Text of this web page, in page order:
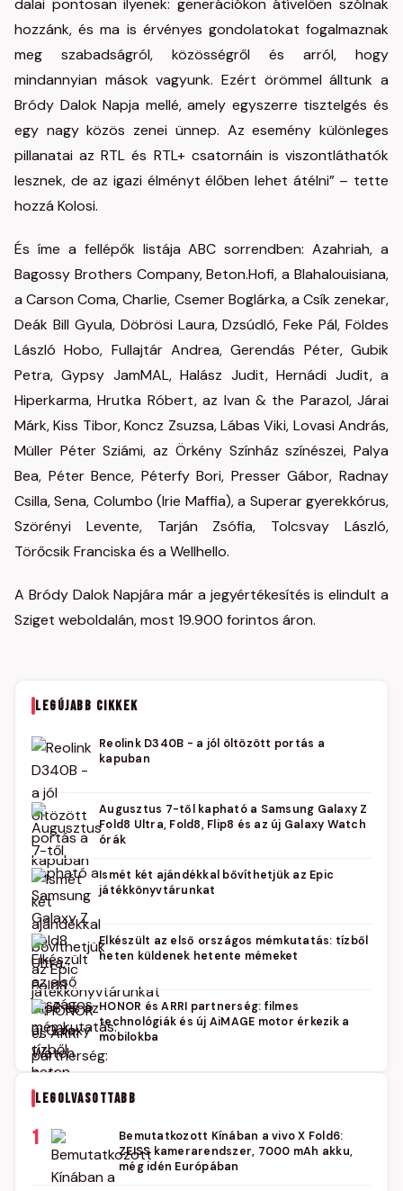
dalai pontosan ilyenek: generációkon átívelően szólnak
hozzánk, és ma is érvényes gondolatokat fogalmaznak
meg szabadságról, közösségről és arról, hogy
mindannyian mások vagyunk. Ezért örömmel álltunk a
Bródy Dalok Napja mellé, amely egyszerre tisztelgés és
egy nagy közös zenei ünnep. Az esemény különleges
pillanatai az RTL és RTL+ csatornáin is viszontláthatók
lesznek, de az igazi élményt élőben lehet átélni” – tette
hozzá Kolosi.
És íme a fellépők listája ABC sorrendben: Azahriah, a
Bagossy Brothers Company, Beton.Hofi, a Blahalouisiana,
a Carson Coma, Charlie, Csemer Boglárka, a Csík zenekar,
Deák Bill Gyula, Döbrösi Laura, Dzsúdló, Feke Pál, Földes
László Hobo, Fullajtár Andrea, Gerendás Péter, Gubik
Petra, Gypsy JamMAL, Halász Judit, Hernádi Judit, a
Hiperkarma, Hrutka Róbert, az Ivan & the Parazol, Járai
Márk, Kiss Tibor, Koncz Zsuzsa, Lábas Viki, Lovasi András,
Müller Péter Sziámi, az Örkény Színház színészei, Palya
Bea, Péter Bence, Péterfy Bori, Presser Gábor, Radnay
Csilla, Sena, Columbo (Irie Maffia), a Superar gyerekkórus,
Szörényi Levente, Tarján Zsófia, Tolcsvay László,
Törőcsik Franciska és a Wellhello.
A Bródy Dalok Napjára már a jegyértékesítés is elindult a
Sziget weboldalán, most 19.900 forintos áron.
LEGÚJABB CIKKEK
Reolink D340B - a jól öltözött portás a
kapuban
Augusztus 7-től kapható a Samsung Galaxy Z
Fold8 Ultra, Fold8, Flip8 és az új Galaxy Watch
órák
Ismét két ajándékkal bővíthetjük az Epic
játékkönyvtárunkat
Elkészült az első országos mémkutatás: tízből
heten küldenek hetente mémeket
HONOR és ARRI partnerség: filmes
technológiák és új AiMAGE motor érkezik a
mobilokba
LEGOLVASOTTABB
1
Bemutatkozott Kínában a vivo X Fold6:
ZEISS kamerarendszer, 7000 mAh akku,
még idén Európában